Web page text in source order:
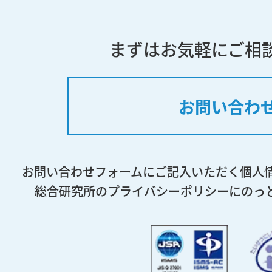
まずはお気軽にご相
お問い合わ
お問い合わせフォームにご記入いただく個人
総合研究所のプライバシーポリシーにのっ